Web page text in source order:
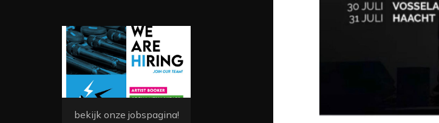
bekijk onze jobspagina!